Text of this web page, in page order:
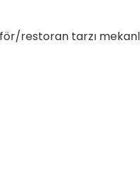
restoran tarzı
ve diğer konularda